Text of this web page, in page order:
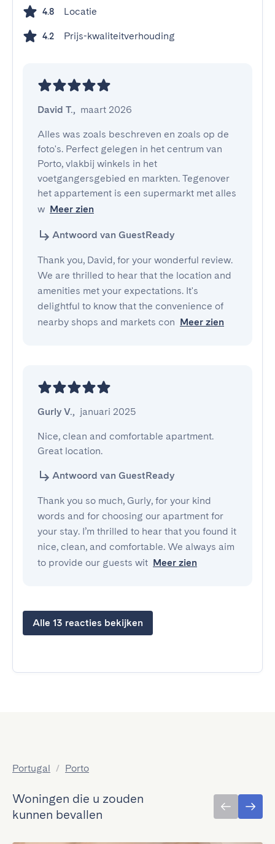
4.8 Locatie
4.2 Prijs-kwaliteitverhouding
David T., maart 2026
Alles was zoals beschreven en zoals op de
foto's. Perfect gelegen in het centrum van
Porto, vlakbij winkels in het
voetgangersgebied en markten. Tegenover
het appartement is een supermarkt met alles
w Meer zien
Antwoord van GuestReady
Thank you, David, for your wonderful review.
We are thrilled to hear that the location and
amenities met your expectations. It's
delightful to know that the convenience of
nearby shops and markets con Meer zien
Gurly V., januari 2025
Nice, clean and comfortable apartment.
Great location.
Antwoord van GuestReady
Thank you so much, Gurly, for your kind
words and for choosing our apartment for
your stay. I’m thrilled to hear that you found it
nice, clean, and comfortable. We always aim
to provide our guests wit Meer zien
Alle 13 reacties bekijken
Portugal / Porto
Woningen die u zouden
kunnen bevallen